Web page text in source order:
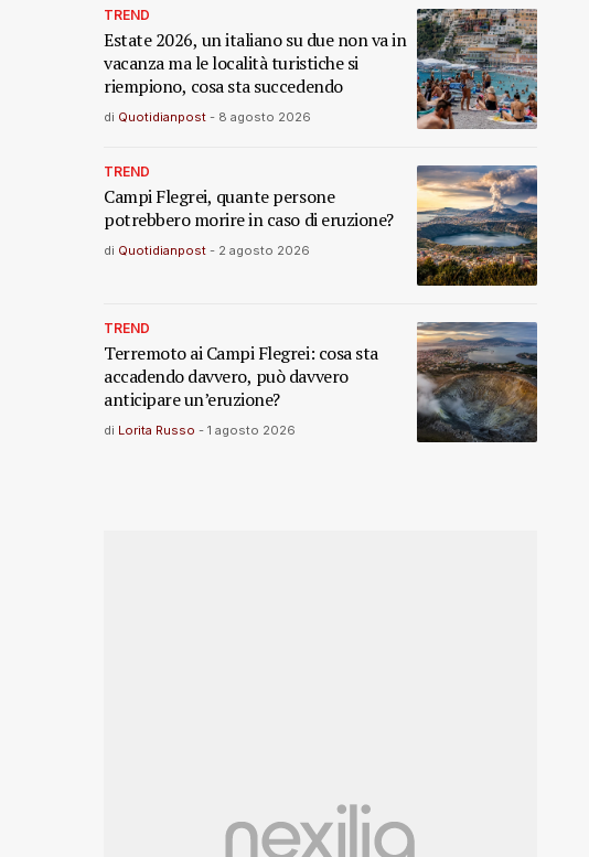
TREND
Estate 2026, un italiano su due non va in
vacanza ma le località turistiche si
riempiono, cosa sta succedendo
di Quotidianpost - 8 agosto 2026
TREND
Campi Flegrei, quante persone
potrebbero morire in caso di eruzione?
di Quotidianpost - 2 agosto 2026
TREND
Terremoto ai Campi Flegrei: cosa sta
accadendo davvero, può davvero
anticipare un’eruzione?
di Lorita Russo - 1 agosto 2026